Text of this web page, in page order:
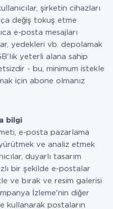
şirketin cihazları
değiş tokuş etme
e-posta mesajları
yedekleri vb. depolamak
yeterli alana sahip
- bu, minimum istekle
için abone olmanız
bilgi
e-posta pazarlama
ve analiz etmek
duyarlı tasarım
bir şekilde e-postalar
ve bırak ve resim galerisi
İzleme'nin diğer
kullanarak postaların